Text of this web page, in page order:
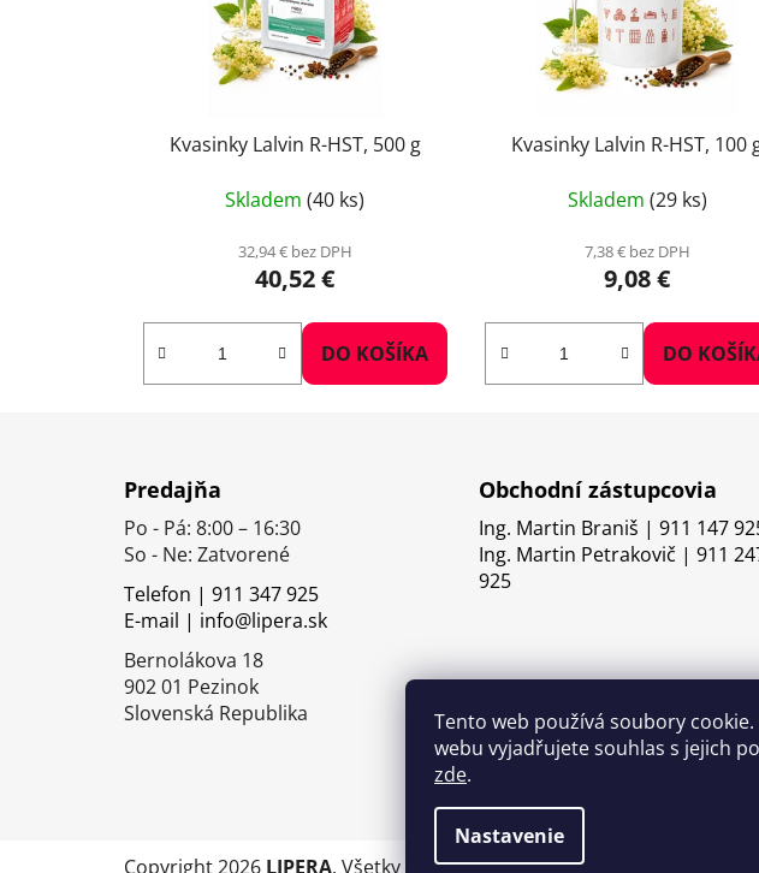
Tento web používá soubory
webu vyjadřujete souhlas s jejich
zde.
Nastavenie
Kvasinky Lalvin R-HST, 500 g
Skladem(40 ks)
32,94 € bez DPH
40,52 €
DO KOŠÍKA
Kvasinky Lalvin R-HST, 100
Skladem (29 ks)
7,38 € bez DPH
9,08 €
DO
Predajňa
Po - Pá: 8:00 – 16:30
So - Ne: Zatvorené
Telefon | 911 347 925
E-mail | info@lipera.sk
Bernolákova 18
902 01 Pezinok
Slovenská Republika
Obchodní zástupcovia
Ing. Martin Braniš | 911 147
Ing. Martin Petrakovič | 911
925
Copyright 2026 LIPERA. Všetky práva vyhradené.